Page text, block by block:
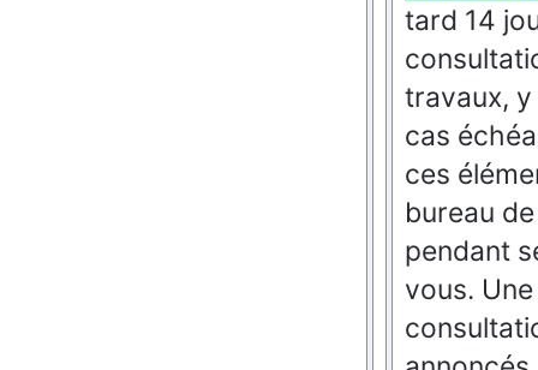
tard 14
travaux, y
cas
ces
bureau
pendant
vous.